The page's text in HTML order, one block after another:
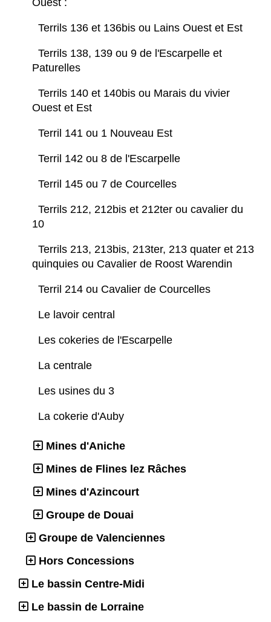
Terrils 136 et 136bis ou Lains Ouest et Est
Terrils 138, 139 ou 9 de l'Escarpelle et
Paturelles
Terrils 140 et 140bis ou Marais du vivier
Ouest et Est
Terril 141 ou 1 Nouveau Est
Terril 142 ou 8 de l'Escarpelle
Terril 145 ou 7 de Courcelles
Terrils 212, 212bis et 212ter ou cavalier du
10
Terrils 213, 213bis, 213ter, 213 quater et 213
quinquies ou Cavalier de Roost Warendin
Terril 214 ou Cavalier de Courcelles
Le lavoir central
Les cokeries de l'Escarpelle
La centrale
Les usines du 3
La cokerie d'Auby
Mines d'Aniche
Mines de Flines lez Râches
Mines d'Azincourt
Groupe de Douai
Groupe de Valenciennes
Hors Concessions
Le bassin Centre-Midi
Le bassin de Lorraine